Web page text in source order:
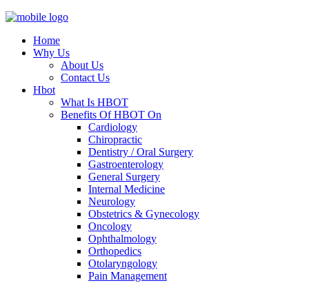
Home
Why Us
About Us
Contact Us
Hbot
What Is HBOT
Benefits Of HBOT On
Cardiology
Chiropractic
Dentistry / Oral Surgery
Gastroenterology
General Surgery
Internal Medicine
Neurology
Obstetrics & Gynecology
Oncology
Ophthalmology
Orthopedics
Otolaryngology
Pain Management